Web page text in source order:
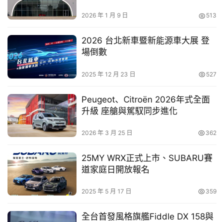
車
幫
跨
玩
C
A
R
從靜態設計審查到動態賽道測試的完整挑戰，展現將學術理
論轉化為實務應用的能力。賽事不僅驗證車輛性能，更全面
考驗團隊整合、創新設計及工程實作能力。
SAE學會理事長黃泰霖表示，透過年度賽事，讓青年學子親
身參與車輛設計與製造過程，並在競賽中促進交流、激發創
意、學以致用。透過完整的參賽歷程，累積寶貴實務經驗，
期許未來能吸引更多優秀人才投入車輛產業，為臺灣注入持
續創新的動能。
2026 年 1 月 9 日 513
2026 台北新車暨新能源車大展 登
場倒數
2025 年 12 月 23 日 527
Peugeot、Citroën 2026年式全面
升級 座艙與駕馭同步進化
2026 年 3 月 25 日 362
25MY WRX正式上市、SUBARU賽
道家庭日開放報名
2025 年 5 月 17 日 359
全台首發風格旗艦Fiddle DX 158與